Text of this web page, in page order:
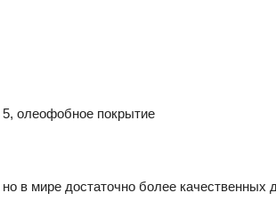
олеофобное покрытие
в мире достаточно более качественных